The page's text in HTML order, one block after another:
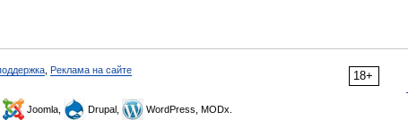
18+
Реклама на сайте
Joomla, Drupal, WordPress, MODx.